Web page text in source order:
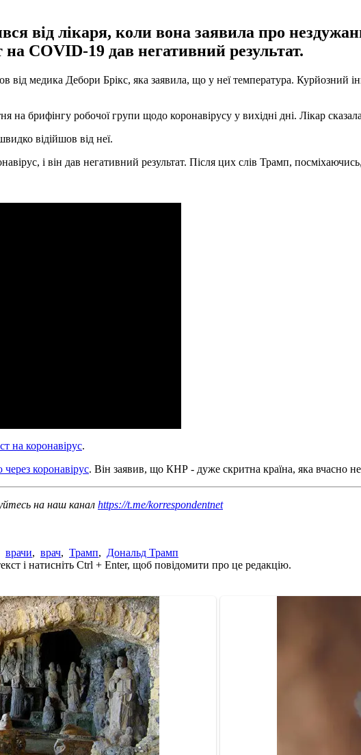
від лікаря, коли вона заявила про
COVID-19 дав негативний результат.
медика Дебори Брікс, яка заявила, що у неї температура. Курйозний
на брифінгу робочої групи щодо коронавірусу у вихідні дні. Лікар
відійшов від неї.
і він дав негативний результат. Після цих слів Трамп,
на коронавірус.
коронавірус. Він заявив, що КНР - дуже скритна країна, яка вчасно
на наш канал https://t.me/korrespondentnet
врачи, врач, Трамп, Дональд Трамп
і натисніть Ctrl + Enter, щоб повідомити про це редакцію.